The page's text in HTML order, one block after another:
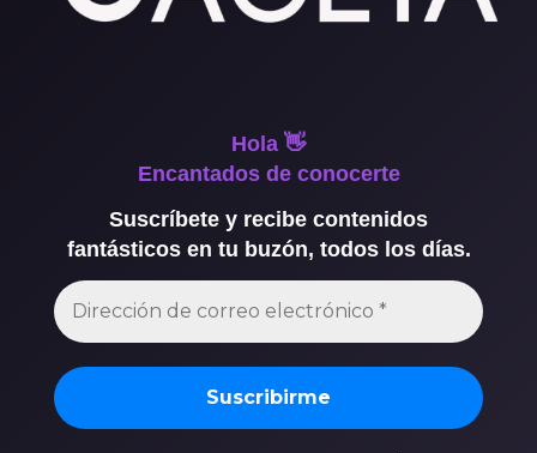
Hola 👋
Encantados de conocerte
Suscríbete y recibe contenidos
fantásticos en tu buzón, todos los días.